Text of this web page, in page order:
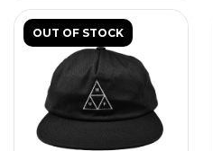
OUT OF STOCK